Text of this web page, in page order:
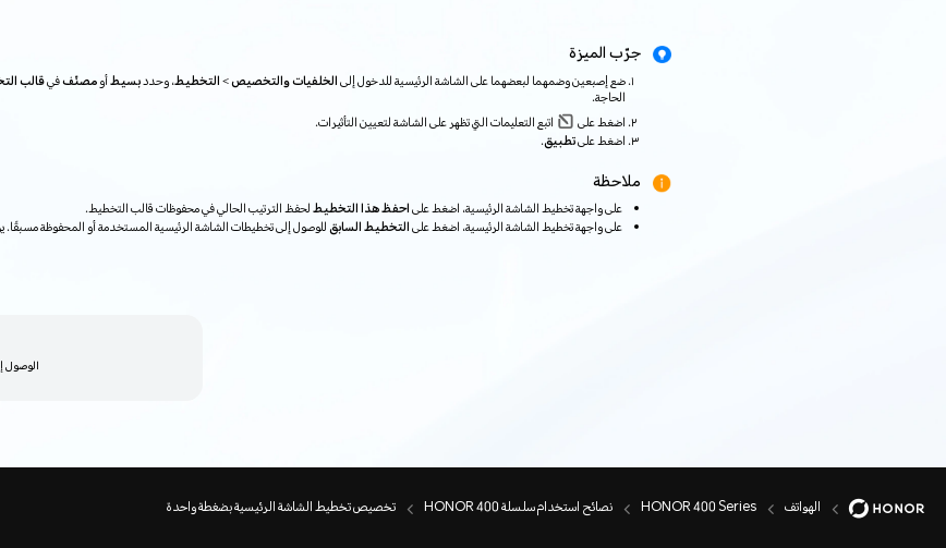
جرّب الميزة
ضع إصبعين وضمهما لبعضهما على الشاشة الرئيسية للدخول إلىالخلفيات والتخصيص > التخطيط، وحددبسيطأومصنّففيقالب
الحاجة.
اضغط على
اتبع التعليمات التي تظهر على الشاشة لتعيين التأثيرات.
اضغط علىتطبيق.
ملاحظة
على واجهة تخطيط الشاشة الرئيسية، اضغط علىاحفظ هذا التخطيطلحفظ الترتيب الحالي في محفوظات قالب التخطيط.
على واجهة تخطيط الشاشة الرئيسية، اضغط علىالتخطيط السابقللوصول إلى تخطيطات الشاشة الرئيسية المستخدمة أو المحفوظة مسبقًا.
الوصول
الهواتف HONOR 400 Series نصائح استخدام سلسلة HONOR 400 تخصيص تخطيط الشاشة الرئيسية بضغطة واحدة